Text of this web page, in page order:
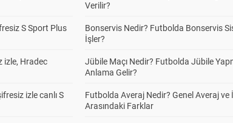
S Sport Plus
izle, Hradec
izle canlı S
Verilir?
Bonservis Nedir? Futbolda Bonservis
İşler?
Jübile Maçı Nedir? Futbolda Jübile
Anlama Gelir?
Futbolda Averaj Nedir? Genel Averaj ve
Arasındaki Farklar